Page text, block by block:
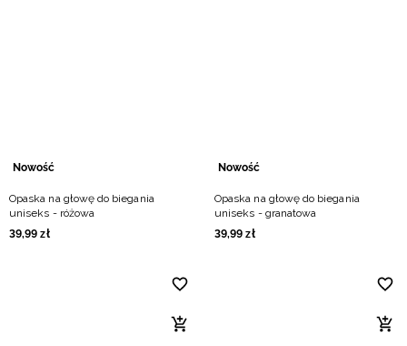
Nowość
Opaska na głowę do biegania
uniseks - różowa
39,99 zł
Nowość
Opaska na głowę do biegania
uniseks - granatowa
39,99 zł